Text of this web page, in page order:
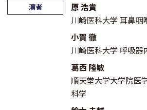
演者
原 浩貴
川崎医科大学 耳鼻咽
小賀 徹
川崎医科大学 呼吸器
葛西 隆敏
順天堂大学大学院医
科学